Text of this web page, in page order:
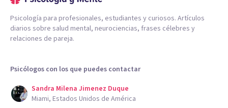
Psicología para profesionales, estudiantes y curiosos. Artículos
diarios sobre salud mental, neurociencias, frases célebres y
relaciones de pareja.
Psicólogos con los que puedes contactar
Sandra Milena Jimenez Duque
Miami, Estados Unidos de América